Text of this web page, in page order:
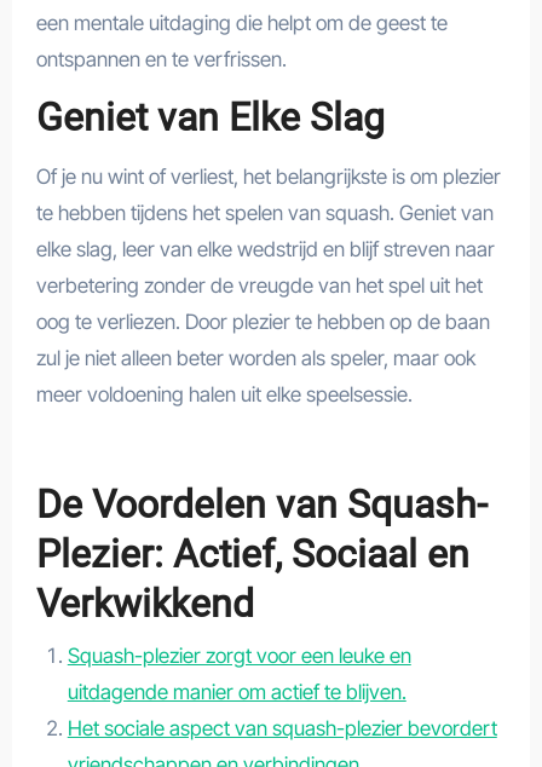
een mentale uitdaging die helpt om de geest te
ontspannen en te verfrissen.
Geniet van Elke Slag
Of je nu wint of verliest, het belangrijkste is om plezier
te hebben tijdens het spelen van squash. Geniet van
elke slag, leer van elke wedstrijd en blijf streven naar
verbetering zonder de vreugde van het spel uit het
oog te verliezen. Door plezier te hebben op de baan
zul je niet alleen beter worden als speler, maar ook
meer voldoening halen uit elke speelsessie.
De Voordelen van Squash-
Plezier: Actief, Sociaal en
Verkwikkend
Squash-plezier zorgt voor een leuke en
uitdagende manier om actief te blijven.
Het sociale aspect van squash-plezier bevordert